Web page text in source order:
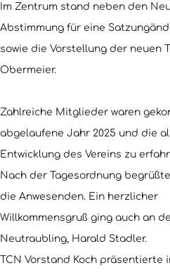
Im Zentrum stand neben den
Abstimmung für eine
sowie die Vorstellung der neuen
Obermeier.
Zahlreiche Mitglieder waren
abgelaufene Jahr 2025 und die
Entwicklung des Vereins zu
Nach der Tagesordnung
die Anwesenden. Ein herzlicher
Willkommensgruß ging auch an
Neutraubling, Harald Stadler.
TCN Vorstand Koch